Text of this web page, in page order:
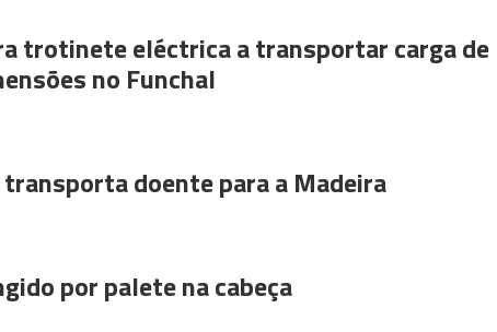
trotinete eléctrica a transportar carga de
no Funchal
transporta doente para a Madeira
por palete na cabeça